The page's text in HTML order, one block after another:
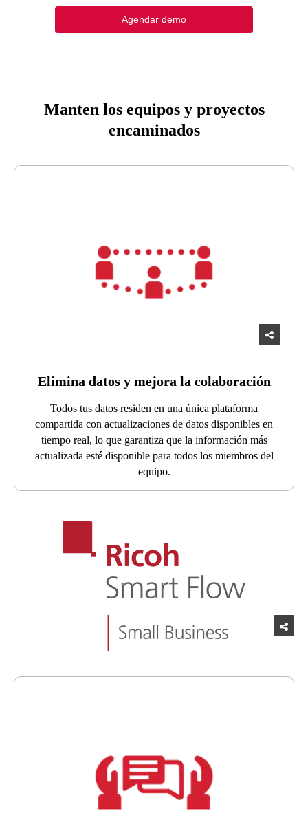
Agendar demo
Manten los equipos y proyectos
encaminados
Elimina datos y mejora la colaboración
Todos tus datos residen en una única plataforma
compartida con actualizaciones de datos disponibles en
tiempo real, lo que garantiza que la información más
actualizada esté disponible para todos los miembros del
equipo.